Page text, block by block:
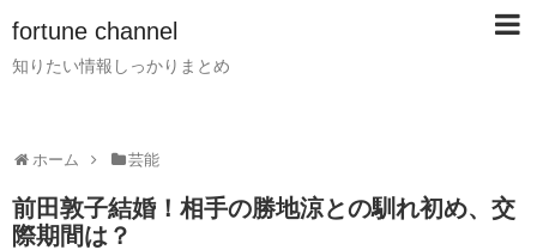
fortune channel
知りたい情報しっかりまとめ
ホーム 芸能
前田敦子結婚！相手の勝地涼との馴れ初め、交
際期間は？